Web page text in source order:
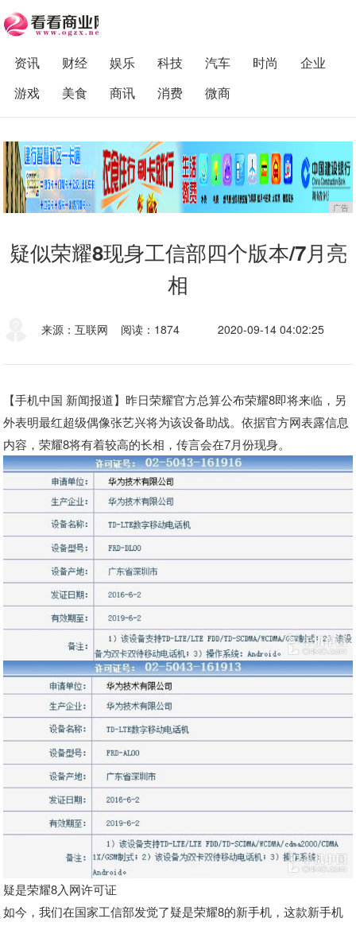
资讯 财经 娱乐 科技 汽车 时尚
企业
游戏
美食 商讯 消费 微商
广告
疑似荣耀8现身工信部四个版本/7月亮
相
来源：互联网 阅读：1874 2020-09-14 04:02:25
【手机中国 新闻报道】昨日荣耀官方总算公布荣耀8即将来临，另
外表明最红超级偶像张艺兴将为该设备助战。依据官方网表露信息
内容，荣耀8将有着较高的长相，传言会在7月份现身。
疑是荣耀8入网许可证
如今，我们在国家工信部发觉了疑是荣耀8的新手机，这款新手机